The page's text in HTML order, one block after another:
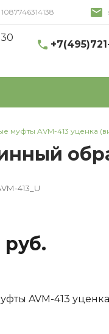
муфты AVM-413 уценка
413_U
руб.
AVM-413